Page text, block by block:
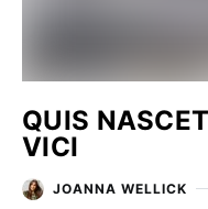
QUIS
VICI
JOANNA WELLICK